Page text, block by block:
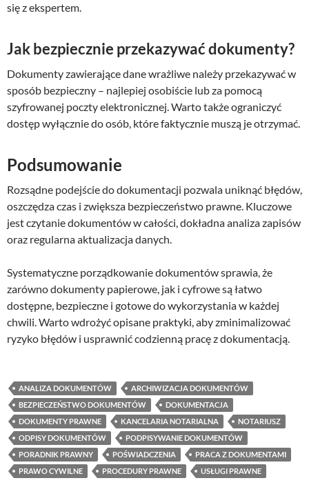
się z ekspertem.
Jak bezpiecznie przekazywać dokumenty?
Dokumenty zawierające dane wrażliwe należy przekazywać w
sposób bezpieczny – najlepiej osobiście lub za pomocą
szyfrowanej poczty elektronicznej. Warto także ograniczyć
dostęp wyłącznie do osób, które faktycznie muszą je otrzymać.
Podsumowanie
Rozsądne podejście do dokumentacji pozwala uniknąć błędów,
oszczędza czas i zwiększa bezpieczeństwo prawne. Kluczowe
jest czytanie dokumentów w całości, dokładna analiza zapisów
oraz regularna aktualizacja danych.
Systematyczne porządkowanie dokumentów sprawia, że
zarówno dokumenty papierowe, jak i cyfrowe są łatwo
dostępne, bezpieczne i gotowe do wykorzystania w każdej
chwili. Warto wdrożyć opisane praktyki, aby zminimalizować
ryzyko błędów i usprawnić codzienną pracę z dokumentacją.
ANALIZA DOKUMENTÓW
ARCHIWIZACJA DOKUMENTÓW
BEZPIECZEŃSTWO DOKUMENTÓW
DOKUMENTACJA
DOKUMENTY PRAWNE
KANCELARIA NOTARIALNA
NOTARIUSZ
ODPISY DOKUMENTÓW
PODPISYWANIE DOKUMENTÓW
PORADNIK PRAWNY
POŚWIADCZENIA
PRACA Z DOKUMENTAMI
PRAWO CYWILNE
PROCEDURY PRAWNE USŁUGI PRAWNE